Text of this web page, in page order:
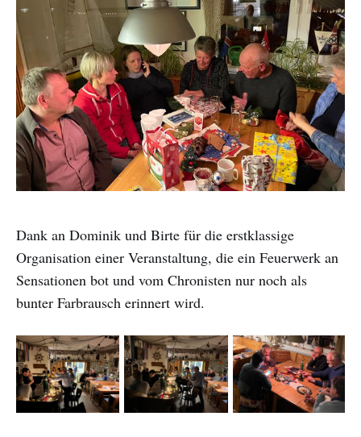
Dank an Dominik und Birte für die erstklassige
Organisation einer Veranstaltung, die ein Feuerwerk an
Sensationen bot und vom Chronisten nur noch als
bunter Farbrausch erinnert wird.